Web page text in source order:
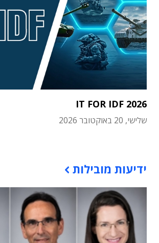
IT FOR IDF 2026
שלישי, 20 באוקטובר 2026
ידיעות מובילות